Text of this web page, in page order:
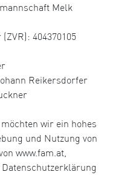
Melk
404370105
Reikersdorfer
wir ein hohes
und Nutzung von
www.fam.at,